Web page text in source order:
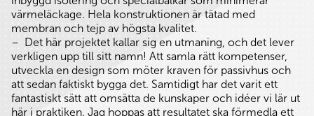
värmeläckage. Hela konstruktionen är tätad med
membran och tejp av högsta kvalitet.
– Det här projektet kallar sig en utmaning, och det lever
verkligen upp till sitt namn! Att samla rätt kompetenser,
utveckla en design som möter kraven för passivhus och
att sedan faktiskt bygga det. Samtidigt har det varit ett
fantastiskt sätt att omsätta de kunskaper och idéer vi lär ut
här i praktiken. Jag hoppas att resultatet ska förmedla ett